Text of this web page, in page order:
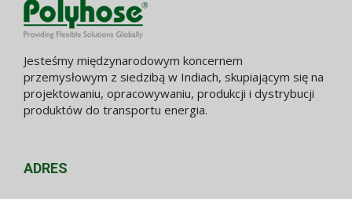
Jesteśmy międzynarodowym koncernem
przemysłowym z siedzibą w Indiach, skupiającym się na
projektowaniu, opracowywaniu, produkcji i dystrybucji
produktów do transportu energia.
ADRES